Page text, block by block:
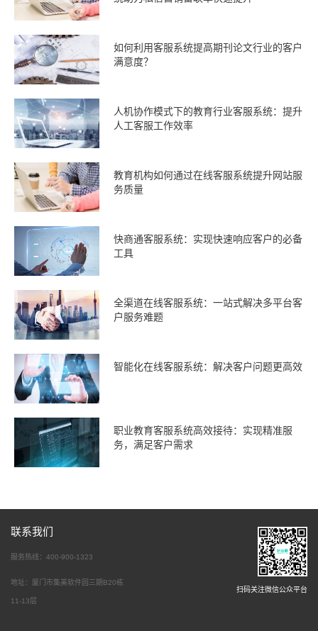
如何利用客服系统提高期刊论文行业的客户
满意度？
人机协作模式下的教育行业客服系统：提升
人工客服工作效率
教育机构如何通过在线客服系统提升网站服
务质量
快商通客服系统：实现快速响应客户的必备
工具
全渠道在线客服系统：一站式解决多平台客
户服务难题
智能化在线客服系统：解决客户问题更高效
职业教育客服系统高效接待：实现精准服
务，满足客户需求
联系我们
服务热线：400-900-1323
地址：厦门市集美软件园三期B20栋
11-13层
扫码关注微信公众平台